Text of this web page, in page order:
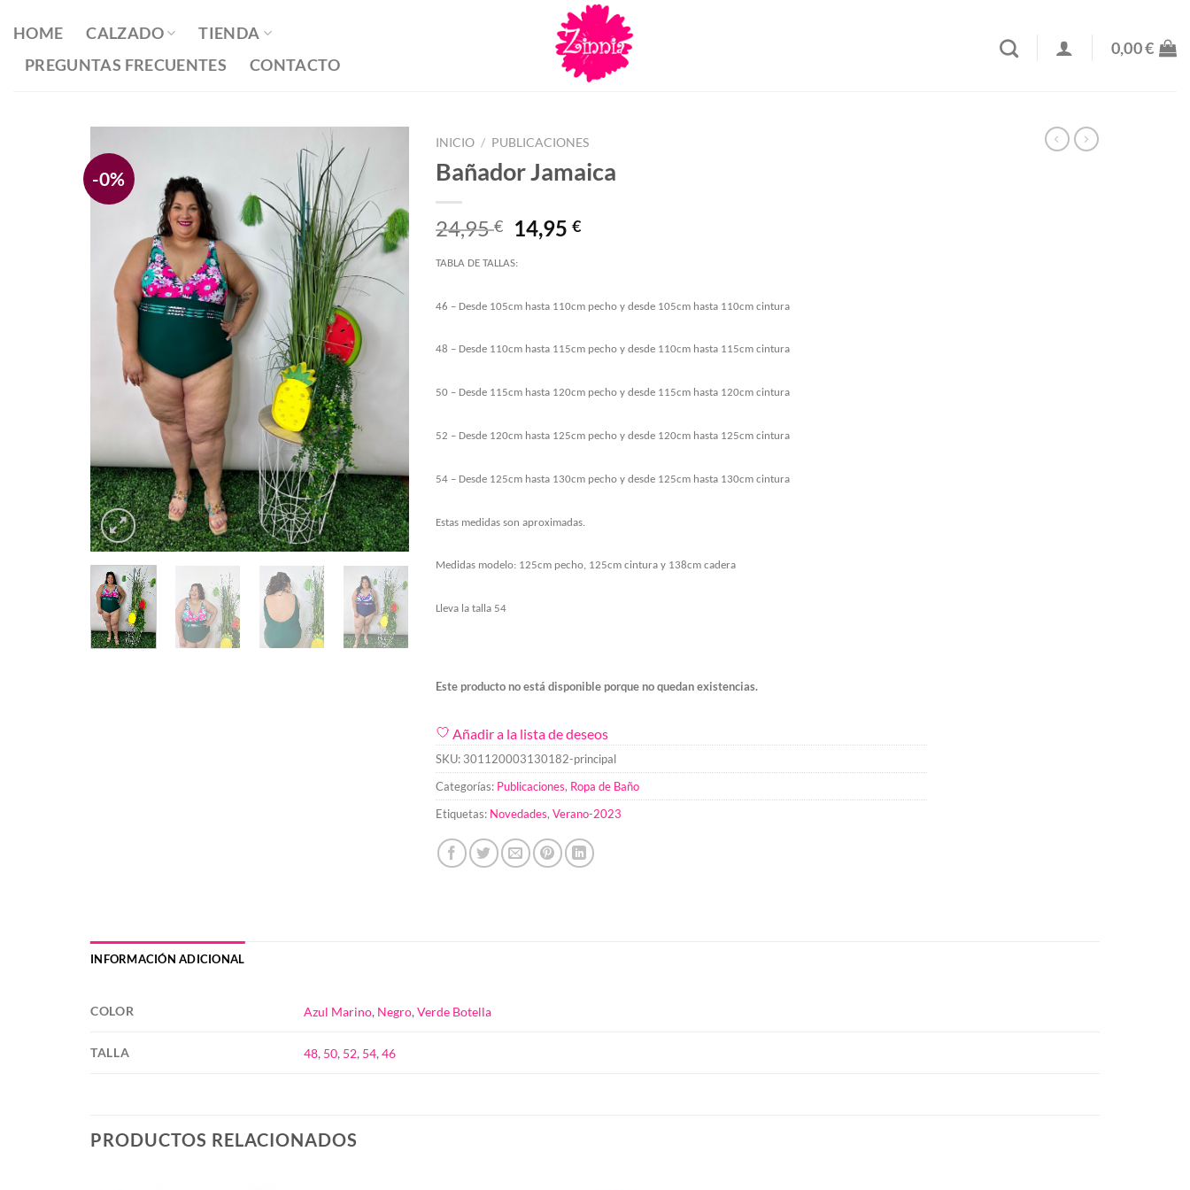
HOME CALZADO
TIENDA
PREGUNTAS FRECUENTES
CONTACTO
0,00€
-0%
Añadir
a la
lista
de
deseos
INICIO / PUBLICACIONES
Bañador Jamaica
24,95€
El
precio
original
24,95 €.
14,95€El
14,95 €.
TABLA DE TALLAS:
46 – Desde 105cm hasta 110cm pecho y desde 105cm hasta 110cm cintura
48 – Desde 110cm hasta 115cm pecho y desde 110cm hasta 115cm cintura
50 – Desde 115cm hasta 120cm pecho y desde 115cm hasta 120cm cintura
52 – Desde 120cm hasta 125cm pecho y desde 120cm hasta 125cm cintura
54 – Desde 125cm hasta 130cm pecho y desde 125cm hasta 130cm cintura
Estas medidas son aproximadas.
Medidas modelo: 125cm pecho, 125cm cintura y 138cm cadera
Lleva la talla 54
Este producto no está disponible porque no quedan existencias.
Añadir a la lista de deseos
SKU: 301120003130182-principal
Categorías: Publicaciones, Ropa de Baño
Etiquetas: Novedades, Verano-2023
INFORMACIÓN ADICIONAL
COLOR Azul Marino, Negro,Verde Botella
TALLA 48, 50, 52, 54,46
PRODUCTOS RELACIONADOS